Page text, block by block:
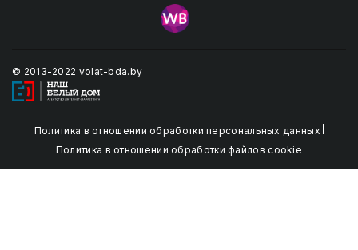
© 2013-2022 volat-bda.by
Политика в отношении обработки персональных данных
Политика в отношении обработки файлов cookie